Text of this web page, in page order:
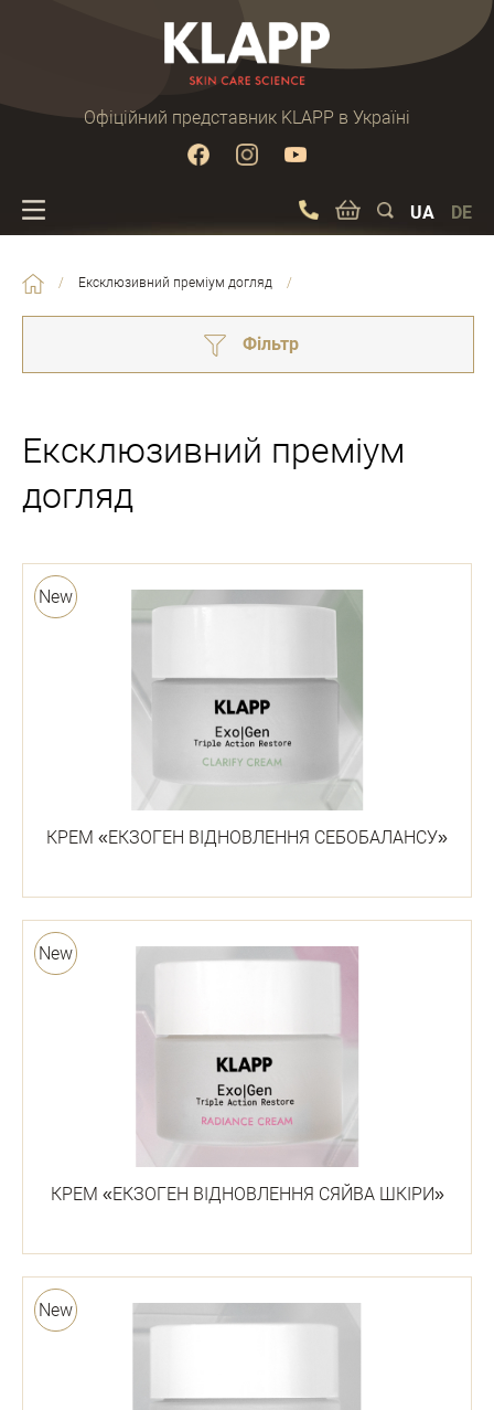
Офіційний представник KLAPP в Україні
UA DE
/ Ексклюзивний преміум догляд /
Фільтр
Ексклюзивний преміум
догляд
New
КРЕМ «ЕКЗОГЕН ВІДНОВЛЕННЯ СЕБОБАЛАНСУ»
New
КРЕМ «ЕКЗОГЕН ВІДНОВЛЕННЯ СЯЙВА ШКІРИ»
New